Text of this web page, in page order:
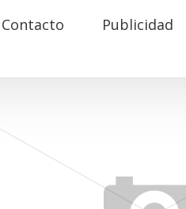
Contacto Publicidad